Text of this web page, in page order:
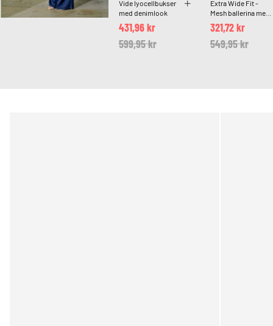
Vide lyocellbukser
med denimlook
Price reduced from
599,95 kr
431,96 kr
Extra Wide Fit -
Mesh ballerina med
stropp
Price reduced
549,95 krto
321,72 kr